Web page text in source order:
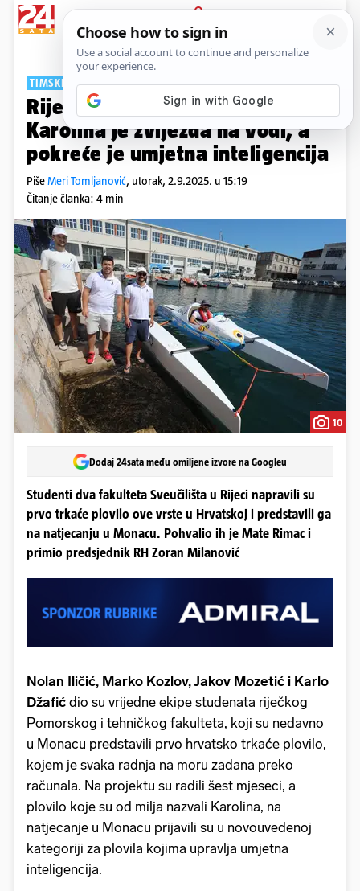
PRIJAVA
Tech Komentari
TIMSKI RAD ZA USPJEH
Riječki studenti zadivili svijet:
Karolina je zvijezda na vodi, a
pokreće je umjetna inteligencija
PišeMeri Tomljanović, utorak, 2.9.2025. u 15:19
Čitanje članka: 4 min
10
Dodaj 24sata među omiljene izvore na Googleu
Studenti dva fakulteta Sveučilišta u Rijeci napravili su
prvo trkaće plovilo ove vrste u Hrvatskoj i predstavili ga
na natjecanju u Monacu. Pohvalio ih je Mate Rimac i
primio predsjednik RH Zoran Milanović
Nolan Iličić, Marko Kozlov, Jakov Mozetić i Karlo
Džafić dio su vrijedne ekipe studenata riječkog
Pomorskog i tehničkog fakulteta, koji su nedavno
u Monacu predstavili prvo hrvatsko trkaće plovilo,
kojem je svaka radnja na moru zadana preko
računala. Na projektu su radili šest mjeseci, a
plovilo koje su od milja nazvali Karolina, na
natjecanje u Monacu prijavili su u novouvedenoj
kategoriji za plovila kojima upravlja umjetna
inteligencija.